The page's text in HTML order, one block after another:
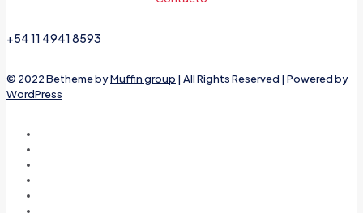
+54 11 4941 8593
© 2022 Betheme byMuffin group | All Rights Reserved | Powered by
WordPress